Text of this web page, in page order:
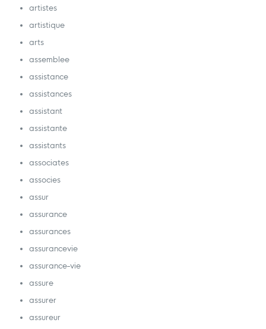
artistes
artistique
arts
assemblee
assistance
assistances
assistant
assistante
assistants
associates
associes
assur
assurance
assurances
assurancevie
assurance-vie
assure
assurer
assureur